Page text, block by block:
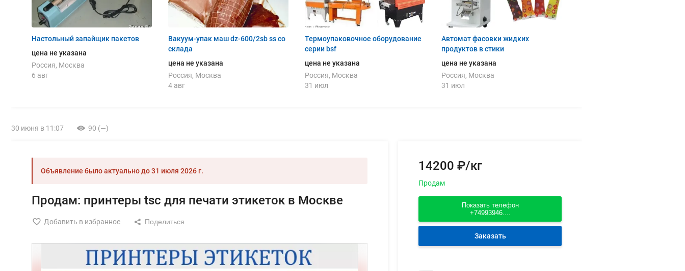
Настольный запайщик пакетов
цена не указана
Россия, Москва
6 авг
Вакуум-упак маш dz-600/2sb ss со
склада
цена не указана
Россия, Москва
4 авг
Термоупаковочное оборудование
серии bsf
цена не указана
Россия, Москва
31 июл
Автомат фасовки жидких
продуктов в стики
цена не указана
Россия, Москва
31 июл
30 июня в 11:07 90 (—)
Объявление было актуально до31 июля 2026 г.
Продам: принтеры tsc для печати этикеток в Москве
Добавить в избранное
14200 ₽/кг
Продам
Показать телефон
+74993946....
Заказать